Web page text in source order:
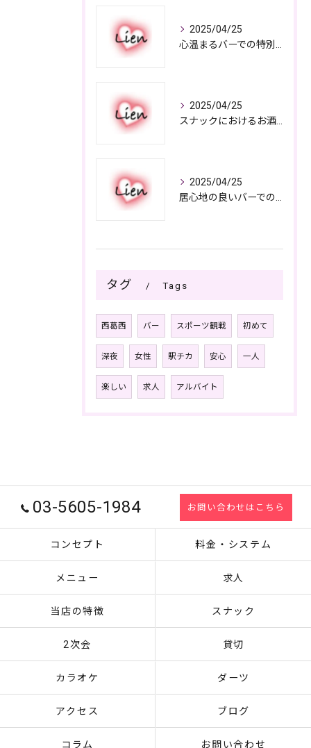
2025/04/25
2025/04/25
2025/04/25
タグ Tags
西葛西 バー スポーツ観戦 初めて
深夜 女性 駅チカ 安心 一人
楽しい 求人 アルバイト
03-5605-1984 お問い合わせはこちら
コンセプト 料金・システム
メニュー 求人
当店の特徴 スナック
2次会 貸切
カラオケ ダーツ
アクセス ブログ
コラム お問い合わせ